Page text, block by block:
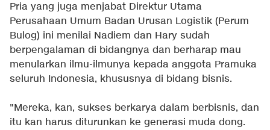
Pria yang juga menjabat Direktur Utama
Perusahaan Umum Badan Urusan Logistik (Perum
Bulog) ini menilai Nadiem dan Hary sudah
berpengalaman di bidangnya dan berharap mau
menularkan ilmu-ilmunya kepada anggota Pramuka
seluruh Indonesia, khususnya di bidang bisnis.
"Mereka, kan, sukses berkarya dalam berbisnis, dan
itu kan harus diturunkan ke generasi muda dong.